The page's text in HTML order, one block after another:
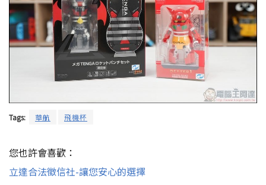
Tags: 華航 飛機杯
您也許會喜歡：
立達合法徵信社-讓您安心的選擇